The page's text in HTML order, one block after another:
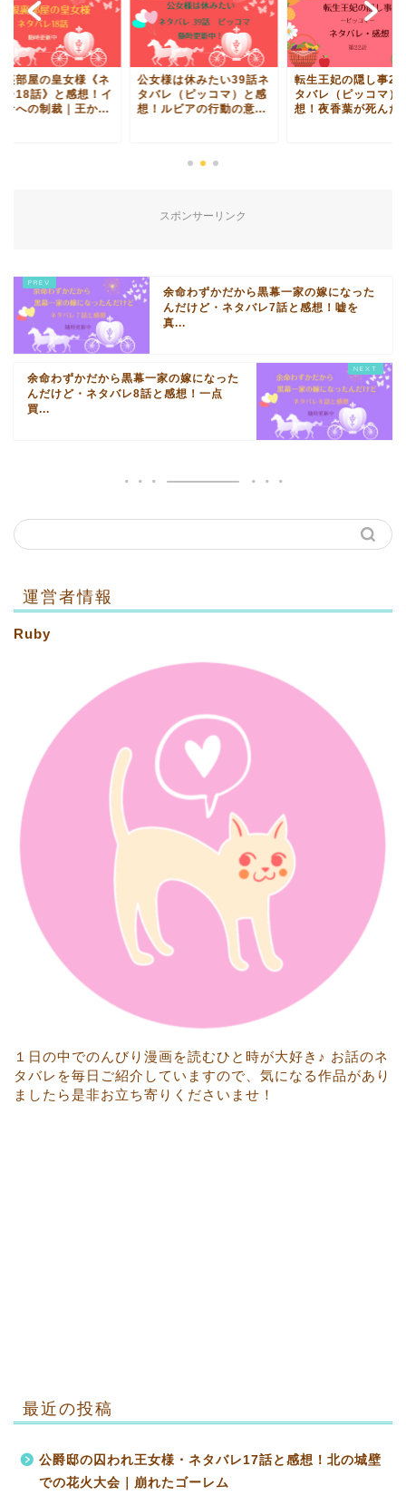
裏部屋の皇女様《ネ
レ18話》と感想！イ
ナへの制裁｜王か...
公女様は休みたい39話ネ
タバレ（ピッコマ）と感
想！ルビアの行動の意...
転生王妃の隠し事22
タバレ（ピッコマ）
想！夜香葉が死んだ
スポンサーリンク
余命わずかだから黒幕一家の嫁になった
んだけど・ネタバレ7話と感想！嘘を
真...
余命わずかだから黒幕一家の嫁になった
んだけど・ネタバレ8話と感想！一点
買...
運営者情報
Ruby
１日の中でのんびり漫画を読むひと時が大好き♪ お話のネ
タバレを毎日ご紹介していますので、気になる作品があり
ましたら是非お立ち寄りくださいませ！
最近の投稿
公爵邸の囚われ王女様・ネタバレ17話と感想！北の城壁
での花火大会｜崩れたゴーレム